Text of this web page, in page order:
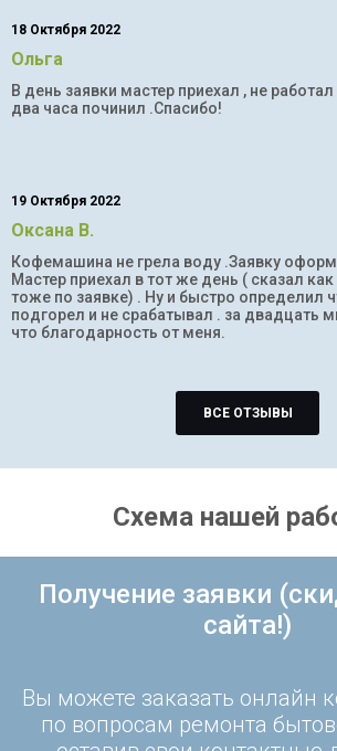
18 Октября 2022
Ольга
В день заявки мастер приехал , не
два часа починил .Спасибо!
19 Октября 2022
Оксана В.
Кофемашина не грела воду .Заявку
Мастер приехал в тот же день ( сказал
тоже по заявке) . Ну и быстро определил
подгорел и не срабатывал . за двадцать
что благодарность от меня.
ВСЕ ОТЗЫВЫ
Схема нашей
Получение заявки
сайта!)
Вы можете заказать онлайн
по вопросам ремонта